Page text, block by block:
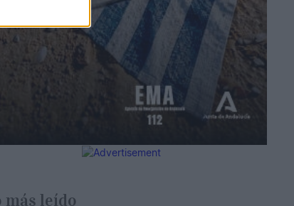
más leído